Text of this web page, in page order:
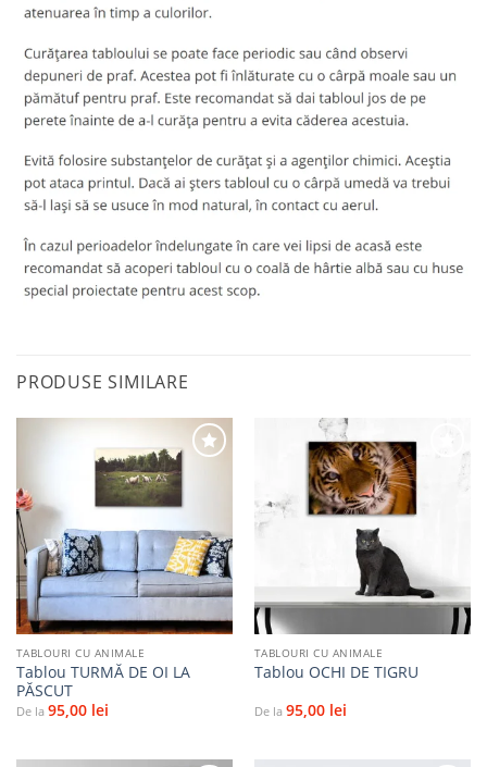
PRODUSE SIMILARE
Adaugă
favorite
TABLOURI CU ANIMALE
Tablou TURMĂ DE OI LA
PĂSCUT
De la 95,00 lei
Adaugă
TABLOURI CU ANIMALE
Tablou OCHI DE TIGRU
De la 95,00 lei